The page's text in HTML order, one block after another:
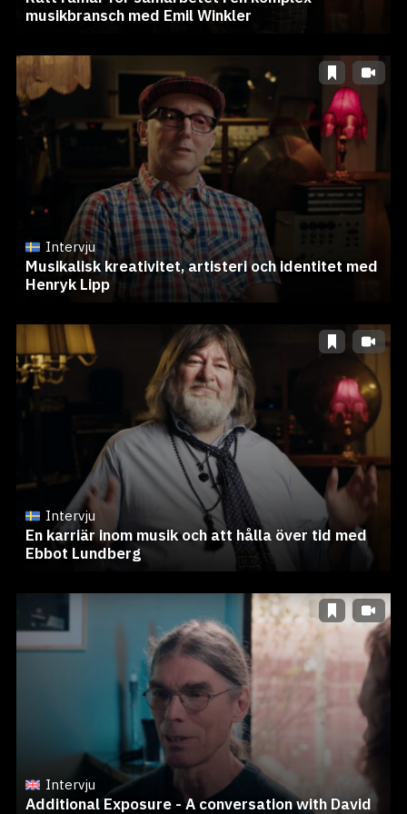
musikbransch med Emil Winkler
Intervju
Musikalisk kreativitet, artisteri och identitet med
Henryk Lipp
Intervju
En karriär inom musik och att hålla över tid med
Ebbot Lundberg
Intervju
Additional Exposure - A conversation with David